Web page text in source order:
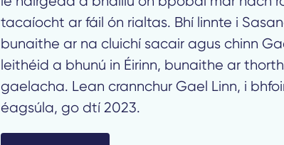
tacaíocht ar fáil ón rialtas. Bhí linnte i
bunaithe ar na cluichí sacair agus chinn
leithéid a bhunú in Éirinn, bunaithe ar
gaelacha. Lean crannchur Gael Linn, i
éagsúla, go dtí 2023.